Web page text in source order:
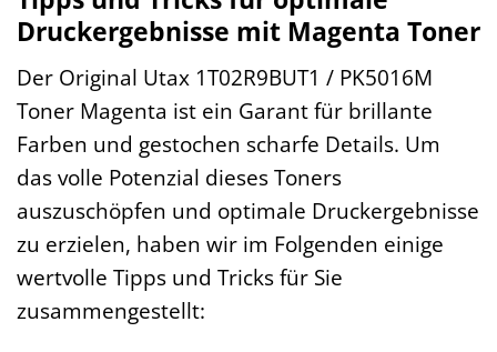
Druckergebnisse mit Magenta Toner
Der Original Utax 1T02R9BUT1 / PK5016M
Toner Magenta ist ein Garant für brillante
Farben und gestochen scharfe Details. Um
das volle Potenzial dieses Toners
auszuschöpfen und optimale Druckergebnisse
zu erzielen, haben wir im Folgenden einige
wertvolle Tipps und Tricks für Sie
zusammengestellt: